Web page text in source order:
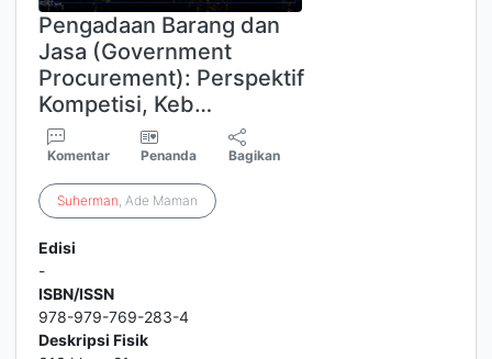
Pengadaan Barang dan
Jasa (Government
Procurement): Perspektif
Kompetisi, Keb…
Komentar Penanda Bagikan
Suherman, Ade Maman
Edisi
-
ISBN/ISSN
978-979-769-283-4
Deskripsi Fisik